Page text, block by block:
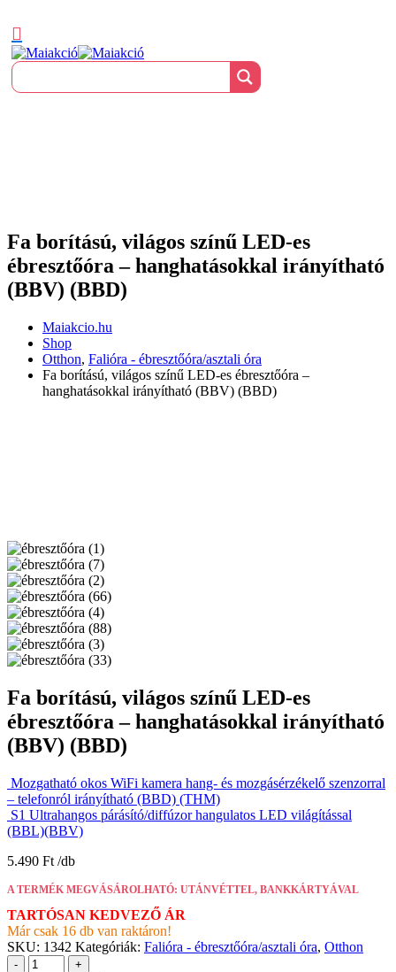
Fa borítású, világos színű LED-es
ébresztőóra – hanghatásokkal irányítható
(BBV) (BBD)
Maiakcio.hu
Shop
Otthon, Falióra - ébresztőóra/asztali óra
Fa borítású, világos színű LED-es ébresztőóra –
hanghatásokkal irányítható (BBV) (BBD)
Fa borítású, világos színű LED-es
ébresztőóra – hanghatásokkal irányítható
(BBV) (BBD)
Mozgatható okos WiFi kamera hang- és mozgásérzékelő szenzorral
– telefonról irányítható (BBD) (THM)
S1 Ultrahangos párásító/diffúzor hangulatos LED világítással
(BBL)(BBV)
5.490 Ft
A TERMÉK MEGVÁSÁROLHATÓ: UTÁNVÉTTEL, BANKKÁRTYÁVAL
TARTÓSAN KEDVEZŐ ÁR
Már csak 16 db van raktáron!
SKU: 1342 Kategóriák: Falióra - ébresztőóra/asztali óra, Otthon
-
+